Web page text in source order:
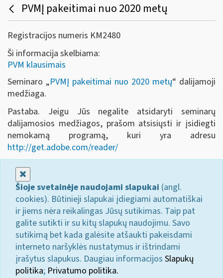
PVMĮ pakeitimai nuo 2020 metų
Registracijos numeris KM2480
Ši informacija skelbiama:
PVM klausimais
Seminaro „PVMĮ pakeitimai nuo 2020 metų“ dalijamoji
medžiaga.
Pastaba. Jeigu Jūs negalite atsidaryti seminarų
dalijamosios medžiagos, prašom atsisiųsti ir įsidiegti
nemokamą programą, kuri yra adresu
http://get.adobe.com/reader/
Šioje svetainėje naudojami slapukai (angl.
cookies). Būtinieji slapukai įdiegiami automatiškai
ir jiems nėra reikalingas Jūsų sutikimas. Taip pat
galite sutikti ir su kitų slapukų naudojimu. Savo
sutikimą bet kada galėsite atšaukti pakeisdami
interneto naršyklės nustatymus ir ištrindami
įrašytus slapukus. Daugiau informacijos Slapukų
politika; Privatumo politika.